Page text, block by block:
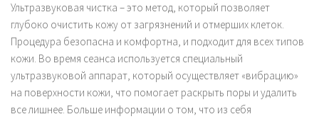
Ультразвуковая чистка – это метод, который позволяет
глубоко очистить кожу от загрязнений и отмерших клеток.
Процедура безопасна и комфортна, и подходит для всех типов
кожи. Во время сеанса используется специальный
ультразвуковой аппарат, который осуществляет «вибрацию»
на поверхности кожи, что помогает раскрыть поры и удалить
все лишнее. Больше информации о том, что из себя